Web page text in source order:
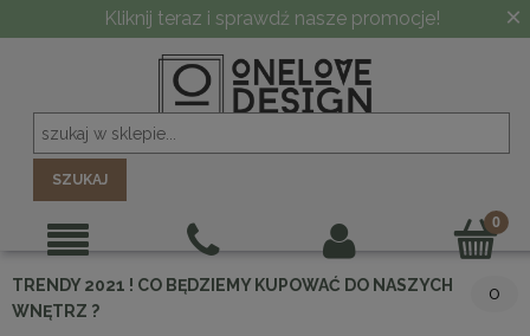
Kliknij teraz i sprawdź nasze promocje! ×
SZUKAJ
TRENDY 2021 ! CO BĘDZIEMY KUPOWAĆ DO NASZYCH
WNĘTRZ ?
0